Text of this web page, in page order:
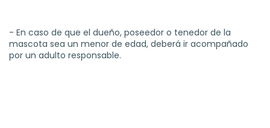
- En caso de que el dueño, poseedor o tenedor de la
mascota sea un menor de edad, deberá ir acompañado
por un adulto responsable.